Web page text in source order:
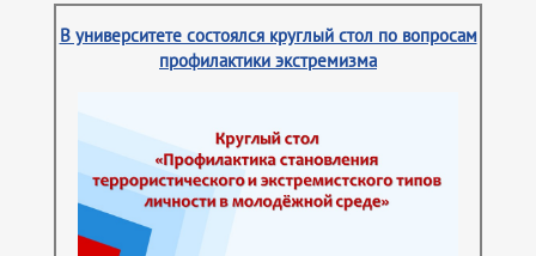
В университете состоялся круглый стол по вопросам
профилактики экстремизма